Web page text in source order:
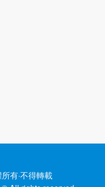
有·不得轉載